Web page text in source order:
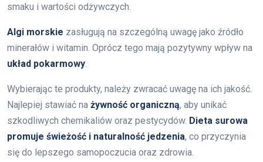
smaku i wartości odżywczych.
Algi morskie zasługują na szczególną uwagę jako źródło
minerałów i witamin. Oprócz tego mają pozytywny wpływ na
układ pokarmowy
Wybierając te produkty, należy zwracać uwagę na ich jakość.
Najlepiej stawiać na żywność organiczną, aby unikać
szkodliwych chemikaliów oraz pestycydów. Dieta surowa
promuje świeżość i naturalność jedzenia, co przyczynia
się do lepszego samopoczucia oraz zdrowia.